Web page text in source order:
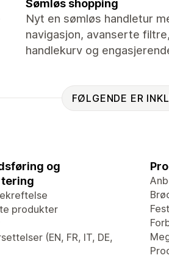
Sømløs shopping
Nyt en sømløs handletur
navigasjon, avanserte
handlekurv og
FØLGENDE ER
og
produkter
(EN, FR, IT, DE,